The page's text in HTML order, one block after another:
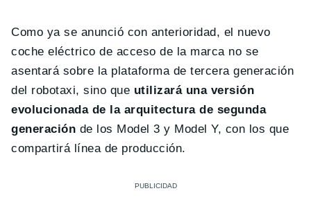
Como ya se anunció con anterioridad, el nuevo
coche eléctrico de acceso de la marca no se
asentará sobre la plataforma de tercera generación
del robotaxi, sino que utilizará una versión
evolucionada de la arquitectura de segunda
generación de los Model 3 y Model Y, con los que
compartirá línea de producción.